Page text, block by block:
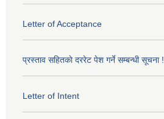
Letter of Acceptance
प्रस्ताव सहितकाे दररेट पेश गर्ने सम्बन्धी सूचना !
Letter of Intent